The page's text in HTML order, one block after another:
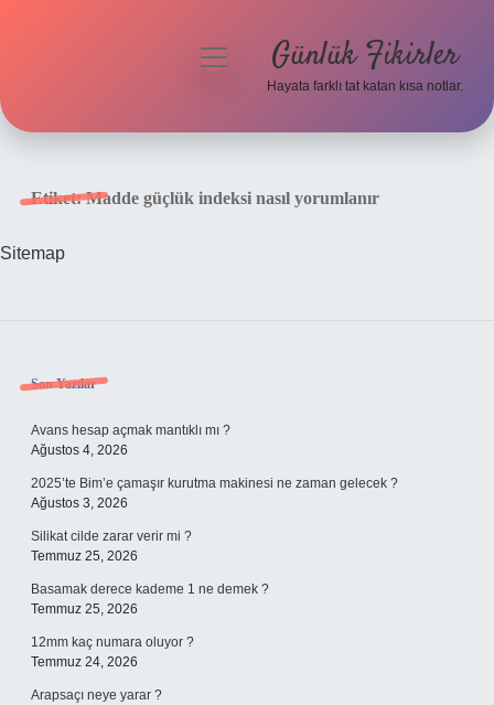
menüyü
Günlük Fikirler
Hayata farklı tat katan kısa notlar.
Etiket:Madde güçlük indeksi nasıl yorumlanır
Sitemap
Sidebar
Son Yazılar
Avans hesap açmak mantıklı mı ?
Ağustos 4, 2026
2025’te Bim’e çamaşır kurutma makinesi ne zaman gelecek ?
Ağustos 3, 2026
Silikat cilde zarar verir mi ?
Temmuz 25, 2026
Basamak derece kademe 1 ne demek ?
Temmuz 25, 2026
12mm kaç numara oluyor ?
Temmuz 24, 2026
Arapsaçı neye yarar ?